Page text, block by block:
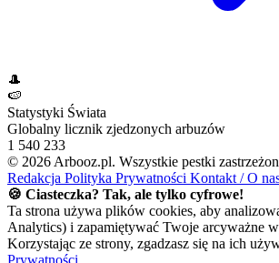
🎩
🍉
Statystyki Świata
Globalny licznik zjedzonych arbuzów
1 540 233
© 2026 Arbooz.pl. Wszystkie pestki
Redakcja Polityka Prywatności Kontakt / O
🍪 Ciasteczka? Tak, ale tylko cyfrowe!
Ta strona używa plików cookies, aby
Analytics) i zapamiętywać Twoje arcyważne
Korzystając ze strony, zgadzasz się na ich
Prywatności